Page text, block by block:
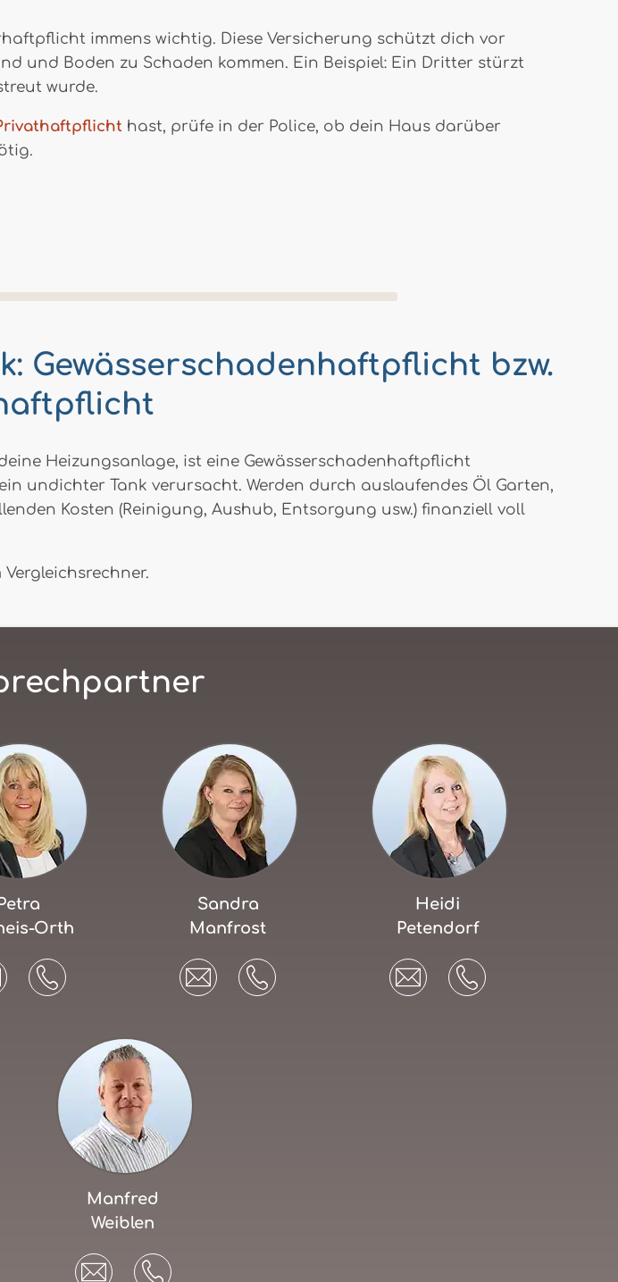
immens wichtig. Diese Versicherung schützt dich vor
und Boden zu Schaden kommen. Ein Beispiel: Ein Dritter stürzt
wurde.
hast, prüfe in der Police, ob dein Haus darüber
Gewässerschadenhaftpflicht bzw.
Heizungsanlage, ist eine Gewässerschadenhaftpflicht
undichter Tank verursacht. Werden durch auslaufendes Öl Garten,
Kosten (Reinigung, Aushub, Entsorgung usw.) finanziell voll
Petra
Orth
Sandra
Manfrost
Heidi
Petendorf
Manfred
Weiblen